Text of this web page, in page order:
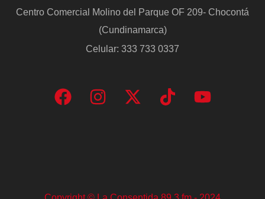
Centro Comercial Molino del Parque OF 209- Chocontá
(Cundinamarca)
Celular: 333 733 0337